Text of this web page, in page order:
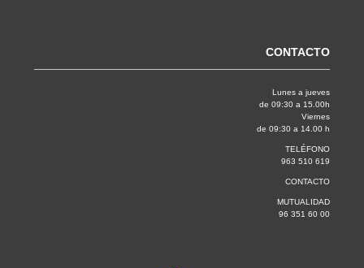
CONTACTO
Lunes a jueves
de 09:30 a 15.00h
Viernes
de 09:30 a 14.00 h
TELÉFONO
963 510 619
CONTACTO
MUTUALIDAD
96 351 60 00